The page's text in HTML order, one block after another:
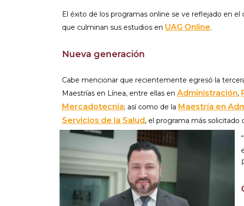
El éxito de los programas online se ve reflejado en
que culminan sus estudios en UAG Online.
Nueva generación
Cabe mencionar que recientemente egresó la
Maestrías en Línea, entre ellas en Administración,
Mercadotecnia; así como de la Maestría en
Servicios de la Salud , el programa más solicitado